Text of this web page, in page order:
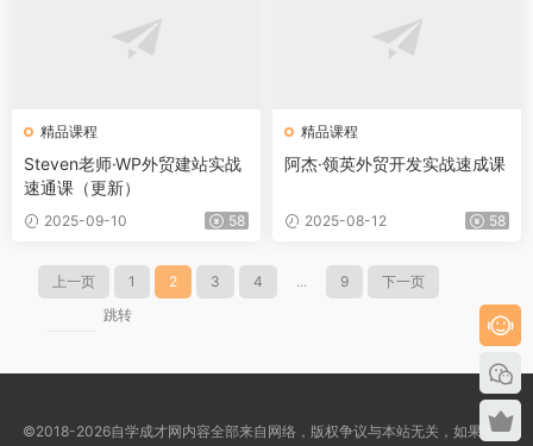
精品课程
Steven老师·WP外贸建站实战
速通课（更新）
2025-09-10 58
精品课程
阿杰·领英外贸开发实战速成课
2025-08-12 58
上一页 1 2 3 4 ... 9
下一页
跳转
©2018-2026自学成才网内容全部来自网络，版权争议与本站无关，如果您认